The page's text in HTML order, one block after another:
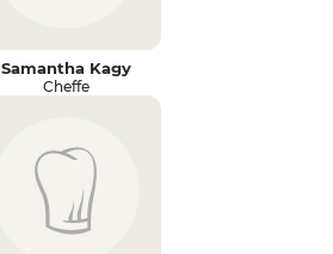
Samantha Kagy
Cheffe